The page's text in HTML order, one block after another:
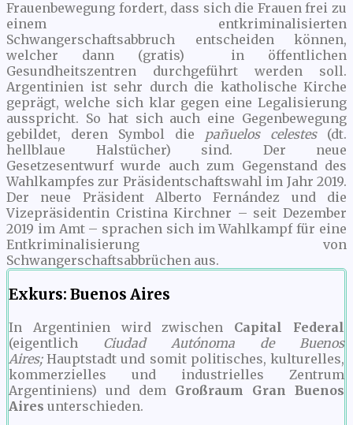
Frauenbewegung fordert, dass sich die Frauen frei zu
einem entkriminalisierten
Schwangerschaftsabbruch entscheiden können,
welcher dann (gratis) in öffentlichen
Gesundheitszentren durchgeführt werden soll.
Argentinien ist sehr durch die katholische Kirche
geprägt, welche sich klar gegen eine Legalisierung
ausspricht. So hat sich auch eine Gegenbewegung
gebildet, deren Symbol die pañuelos celestes(dt.
hellblaue Halstücher) sind. Der neue
Gesetzesentwurf wurde auch zum Gegenstand des
Wahlkampfes zur Präsidentschaftswahl im Jahr 2019.
Der neue Präsident Alberto Fernández und die
Vizepräsidentin Cristina Kirchner – seit Dezember
2019 im Amt – sprachen sich im Wahlkampf für eine
Entkriminalisierung von
Schwangerschaftsabbrüchen aus.
Exkurs: Buenos Aires
In Argentinien wird zwischen Capital Federal
(eigentlich Ciudad Autónoma de Buenos
Aires;Hauptstadt und somit politisches, kulturelles,
kommerzielles und industrielles Zentrum
Argentiniens) und dem Großraum Gran Buenos
Aires unterschieden.